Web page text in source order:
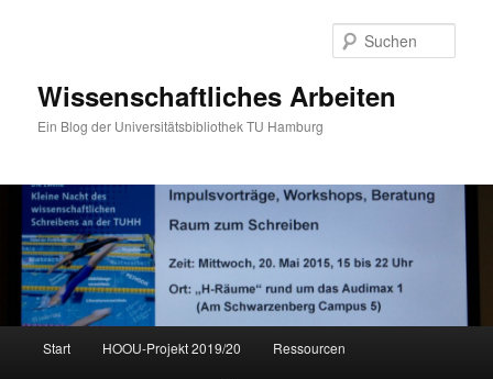
Wissenschaftliches Arbeiten
Ein Blog der Universitätsbibliothek TU Hamburg
Zum
Start HOOU-Projekt 2019/20 Ressourcen